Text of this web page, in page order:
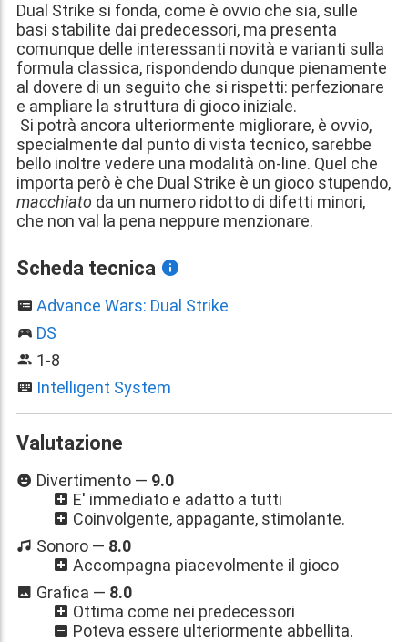
Dual Strike si fonda, come è ovvio che sia, sulle
basi stabilite dai predecessori, ma presenta
comunque delle interessanti novità e varianti sulla
formula classica, rispondendo dunque pienamente
al dovere di un seguito che si rispetti: perfezionare
e ampliare la struttura di gioco iniziale.
Si potrà ancora ulteriormente migliorare, è ovvio,
specialmente dal punto di vista tecnico, sarebbe
bello inoltre vedere una modalità on-line. Quel che
importa però è che Dual Strike è un gioco stupendo,
macchiato da un numero ridotto di difetti minori,
che non val la pena neppure menzionare.
Scheda tecnica
Advance Wars: Dual Strike
DS
1-8
Intelligent System
Valutazione
Divertimento — 9.0
E' immediato e adatto a tutti
Coinvolgente, appagante, stimolante.
Sonoro — 8.0
Accompagna piacevolmente il gioco
Grafica — 8.0
Ottima come nei predecessori
Poteva essere ulteriormente abbellita.